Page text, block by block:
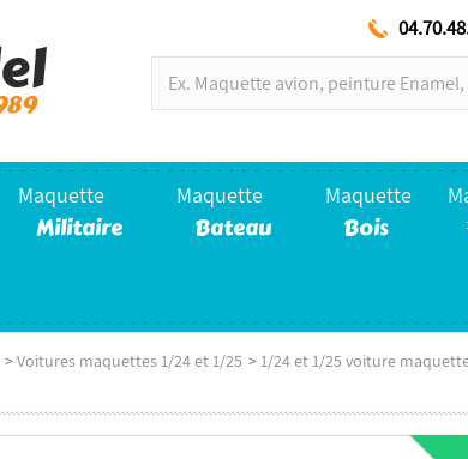
Maquette
Militaire
Maquette
Bateau
Maquette
Bois
>Voitures maquettes 1/24 et 1/25 >1/24 et 1/25 voiture